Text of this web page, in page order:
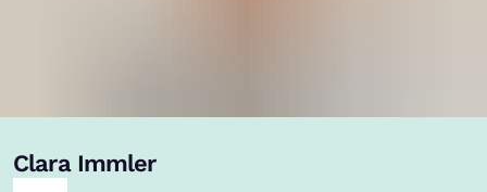
Clara Immler